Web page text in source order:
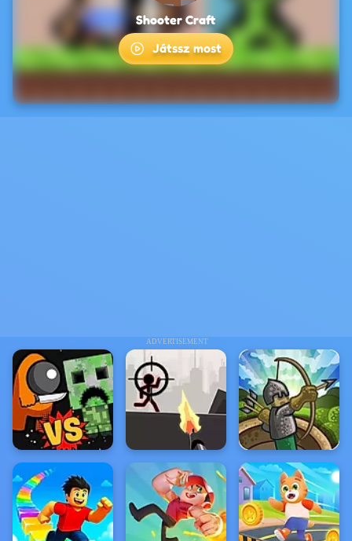
ADVERTISEMENT
Shooter Craft
Játssz most